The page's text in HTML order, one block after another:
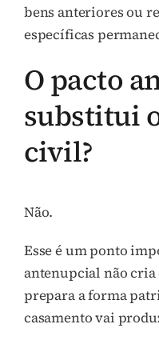
bens anteriores ou
específicas
O pacto
substitui
civil?
Não.
Esse é um ponto
antenupcial não cria
prepara a forma
casamento vai